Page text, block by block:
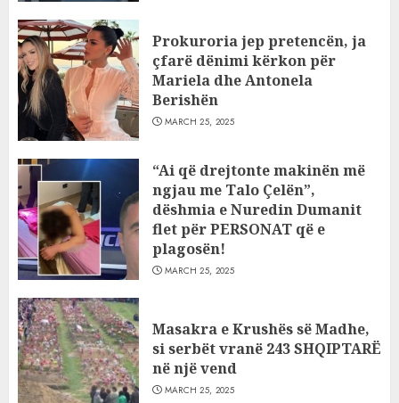
Prokuroria jep pretencën, ja
çfarë dënimi kërkon për
Mariela dhe Antonela
Berishën
MARCH 25, 2025
“Ai që drejtonte makinën më
ngjau me Talo Çelën”,
dëshmia e Nuredin Dumanit
flet për PERSONAT që e
plagosën!
MARCH 25, 2025
Masakra e Krushës së Madhe,
si serbët vranë 243 SHQIPTARË
në një vend
MARCH 25, 2025